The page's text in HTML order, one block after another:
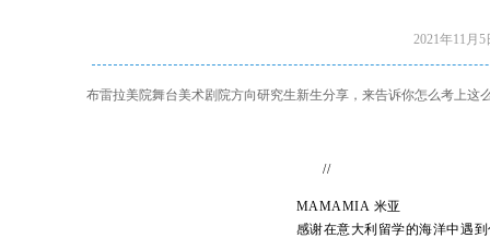
//
MAMAMIA 米亚
感谢在意大利留学的海洋中遇
2021年11月5
布雷拉美院舞台美术剧院方向研究生新生分享，来告诉你怎么考上这